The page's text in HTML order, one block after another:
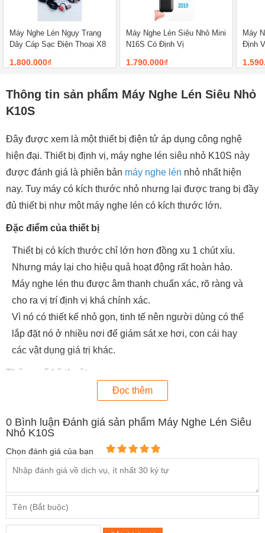
Máy Nghe Lén Ngụy Trang
Dây Cáp Sạc Điện Thoại X8
1.800.000₫
Máy Nghe Lén Siêu Nhỏ Mini
N16S Có Định Vị
1.790.000₫
Máy
Định
Thông tin sản phẩm Máy Nghe Lén Siêu Nhỏ
K10S
Đây được xem là một thiết bị điện tử áp dụng công nghệ
hiện đại. Thiết bị định vị, máy nghe lén siêu nhỏ K10S này
được đánh giá là phiên bản máy nghe lén nhỏ nhất hiện
nay. Tuy máy có kích thước nhỏ nhưng lại được trang bị đầy
đủ thiết bị như một máy nghe lén có kích thước lớn.
Đặc điểm của thiết bị
Thiết bị có kích thước chỉ lớn hơn đồng xu 1 chút xíu.
Nhưng máy lại cho hiệu quả hoạt động rất hoàn hảo.
Máy nghe lén thu được âm thanh chuẩn xác, rõ ràng và
cho ra vị trí định vị khá chính xác.
Vì nó có thiết kế nhỏ gọn, tinh tế nên người dùng có thể
lắp đặt nó ở nhiều nơi để giám sát xe hơi, con cái hay
các vật dụng giá trị khác.
Thông số kỹ thuật
Tần số hoạt động: 850/900/1800/1900
Định vị GSM: 35s
Kích thước: 41 (L) × 23 (W) x 14,5 (H) mm
Thu âm thanh lên đến 20m2
Thời gian sạc pin khoảng 2-3h
Thời gian hoạt động chờ lên đến 5 ngày
Đọc thêm
0 Bình luận Đánh giá sản phẩm Máy Nghe Lén Siêu
Nhỏ K10S
Chọn đánh giá của bạn